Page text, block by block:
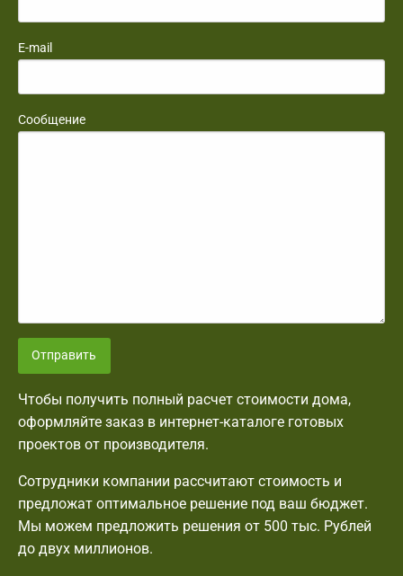
E-mail
Сообщение
Отправить
Чтобы получить полный расчет стоимости дома,
оформляйте заказ в интернет-каталоге готовых
проектов от производителя.
Сотрудники компании рассчитают стоимость и
предложат оптимальное решение под ваш бюджет.
Мы можем предложить решения от 500 тыс. Рублей
до двух миллионов.